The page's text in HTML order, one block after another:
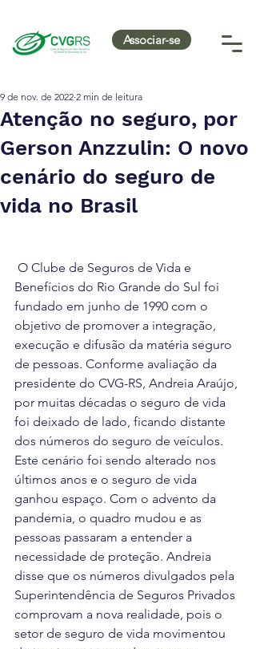
Associar-se
Atenção no seguro, por
Gerson Anzzulin: O novo
cenário do seguro de
vida no Brasil
9 de nov. de 2022 2 min de leitura
Benefícios do Rio Grande do Sul foi
fundado em junho de 1990 com o
objetivo de promover a integração,
execução e difusão da matéria seguro
de pessoas. Conforme avaliação da
presidente do CVG-RS, Andreia Araújo,
por muitas décadas o seguro de vida
foi deixado de lado, ficando distante
dos números do seguro de veículos.
Este cenário foi sendo alterado nos
últimos anos e o seguro de vida
ganhou espaço. Com o advento da
pandemia, o quadro mudou e as
pessoas passaram a entender a
necessidade de proteção. Andreia
disse que os números divulgados pela
Superintendência de Seguros Privados
comprovam a nova realidade, pois o
setor de seguro de vida movimentou